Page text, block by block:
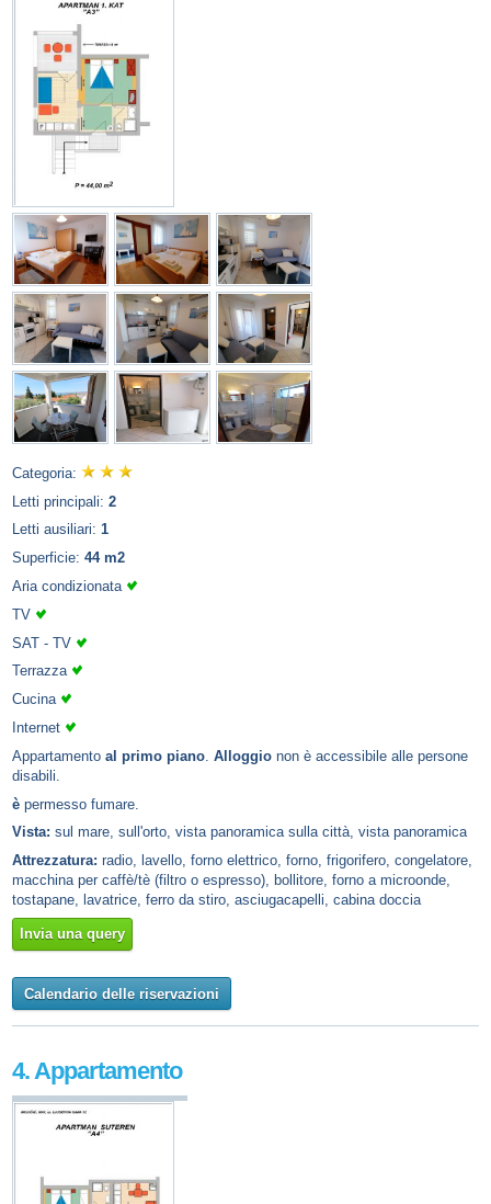
Categoria:
Letti principali: 2
Letti ausiliari: 1
Superficie: 44 m2
Aria condizionata
TV
SAT - TV
Terrazza
Cucina
Internet
Appartamento al primo piano Alloggio non è accessibile alle persone
disabili.
è permesso fumare.
Vista: sul mare, sull'orto, vista panoramica sulla città, vista panoramica
Attrezzatura: radio, lavello, forno elettrico, forno, frigorifero, congelatore,
macchina per caffè/tè (filtro o espresso), bollitore, forno a microonde,
tostapane, lavatrice, ferro da stiro, asciugacapelli, cabina doccia
Invia una query
Calendario delle riservazioni
4. Appartamento